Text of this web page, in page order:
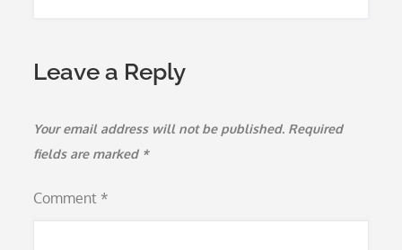
Leave a Reply
Your email address will not be published. Required
fields are marked *
Comment *